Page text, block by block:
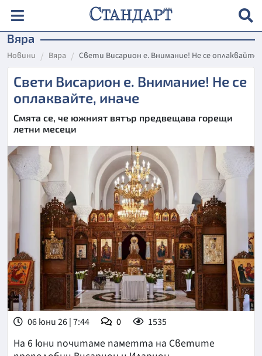
Вяра
Новини Вяра Свети Висарион е. Внимание! Не се оплаквайте,
Свети Висарион е. Внимание! Не се
оплаквайте, иначе
Смята се, че южният вятър предвещава горещи
летни месеци
06 юни 26 | 7:44 0 1535
На 6 юни почитаме паметта на Светите